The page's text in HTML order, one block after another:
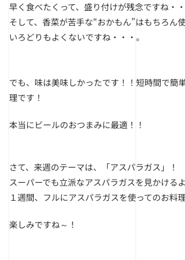
早く食べたくって、盛り付けが残念ですね・・
そして、香菜が苦手な“おかもん”はもちろん
いろどりもよくないですね・・・。
でも、味は美味しかったです！！短時間で簡
理です！
本当にビールのおつまみに最適！！
さて、来週のテーマは、「アスパラガス」！
スーパーでも立派なアスパラガスを見かける
１週間、フルにアスパラガスを使ってのお料
楽しみですね～！